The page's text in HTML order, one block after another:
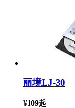
丽境LJ-30
¥109起